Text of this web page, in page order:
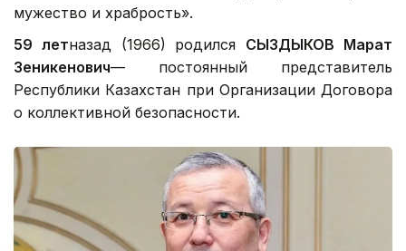
мужество и храбрость».
59 летназад (1966) родился СЫЗДЫКОВ Марат
Зеникенович— постоянный представитель
Республики Казахстан при Организации Договора
о коллективной безопасности.